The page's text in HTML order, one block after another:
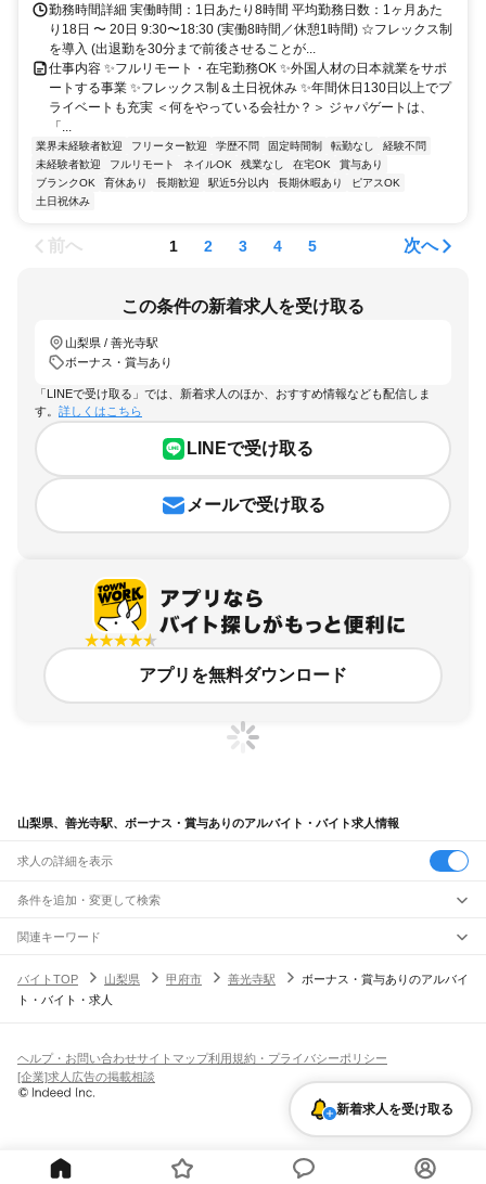
勤務時間詳細 実働時間：1日あたり8時間 平均勤務日数：1ヶ月あた
り18日 〜 20日 9:30〜18:30 (実働8時間／休憩1時間) ☆フレックス制
を導入 (出退勤を30分まで前後させることが...
仕事内容 ✨フルリモート・在宅勤務OK ✨外国人材の日本就業をサポ
ートする事業 ✨フレックス制＆土日祝休み ✨年間休日130日以上でプ
ライベートも充実 ＜何をやっている会社か？＞ ジャパゲートは、
「...
業界未経験者歓迎 フリーター歓迎 学歴不問 固定時間制 転勤なし
経験不問
未経験者歓迎
フルリモート ネイルOK 残業なし 在宅OK
賞与あり
ブランクOK
育休あり 長期歓迎 駅近5分以内 長期休暇あり
ピアスOK
土日祝休み
前へ 1 2 3 4 5 次へ
この条件の新着求人を受け取る
山梨県 / 善光寺駅
ボーナス・賞与あり
「LINEで受け取る」では、新着求人のほか、おすすめ情報なども配信しま
す。 詳しくはこちら
LINEで受け取る
メールで受け取る
アプリを無料ダウンロード
山梨県、善光寺駅、ボーナス・賞与ありのアルバイト・バイト求人情報
求人の詳細を表示
条件を追加・変更して検索
市区町村を追加・変更
山梨県すべて
甲府市 富士吉田市
駅を追加・変更
竜王駅塩崎駅韮崎駅新府駅穴山駅日野春駅長坂駅小淵沢駅
小海線
十島駅井出駅 内船駅甲斐大島駅 塩之沢駅
下部温泉駅
甲斐常葉駅
久那土駅 鰍沢口駅 市川本町駅
職種を追加・変更
飲食・フードサービスすべて
ホールスタッフキッチンスタッフ
パン屋（ベーカリー）
バー（BAR）・バーテンダー
飲食店（店長・マネージャー）
営業テレフォンアポインター（テレアポ） ルートセールス
フードカウンター販売員
アパレル 家電量販店・携帯販売（携帯ショップ）
人気
日払いOK高校生歓迎 髪型・髪色自由
留学生・外国人活躍中
シフト
雇用形態を追加・変更
派遣社員
関連キーワード
バイトTOP
山梨県 甲府市 善光寺駅
ボーナス・賞与ありのアルバイ
ト・バイト・求人
新着求人を受け取る
ヘルプ・お問い合わせサイトマップ利用規約・プライバシーポリシー
[企業]求人広告の掲載相談